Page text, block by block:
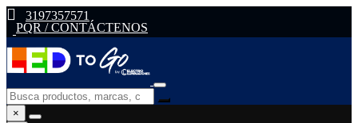
3197357571
PQR / CONTÁCTENOS
×